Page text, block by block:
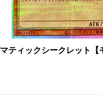
ィックシークレット